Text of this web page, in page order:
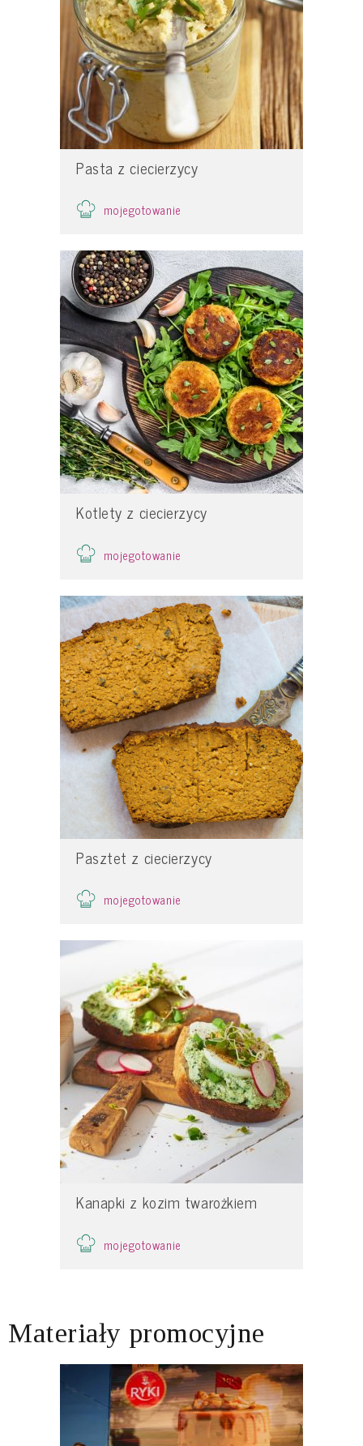
Pasta z ciecierzycy
mojegotowanie
Kotlety z ciecierzycy
mojegotowanie
Pasztet z ciecierzycy
mojegotowanie
Kanapki z kozim twarożkiem
mojegotowanie
Materiały promocyjne